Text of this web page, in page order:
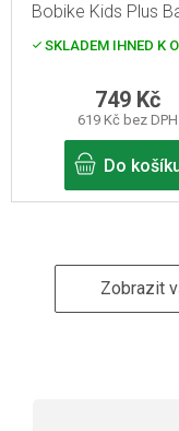
Bobike Kids Plus
XS
SKLADEM IHNED K
619 Kč bez DPH
749 Kč
Do
Zobrazit